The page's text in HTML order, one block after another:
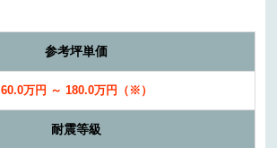
参考坪単価
60.0万円 ～ 180.0万円（※）
耐震等級